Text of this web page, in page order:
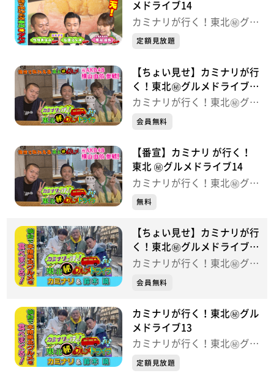
メドライブ14
カミナリが行く！東北㊙グル
メドライブ
定額見放題
【ちょい見せ】カミナリが行
く！東北㊙グルメドライブ
14
カミナリが行く！東北㊙グル
メドライブ
会員無料
【番宣】カミナリ が行く！
東北 ㊙グルメドライブ14
カミナリが行く！東北㊙グル
メドライブ
無料
【ちょい見せ】カミナリが行
く！東北㊙グルメドライブ
13
カミナリが行く！東北㊙グル
メドライブ
会員無料
カミナリが行く！東北㊙グル
メドライブ13
カミナリが行く！東北㊙グル
メドライブ
定額見放題